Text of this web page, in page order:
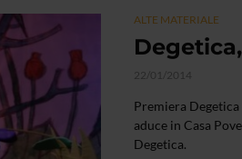
ALTE MATERIALE
22/01/2014
Premiera
aduce in Casa
Degetica.